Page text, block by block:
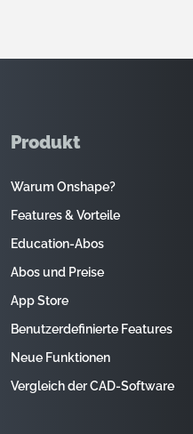
Produkt
Warum Onshape?
Features & Vorteile
Education-Abos
Abos und Preise
App Store
Benutzerdefinierte Features
Neue Funktionen
Vergleich der CAD-Software